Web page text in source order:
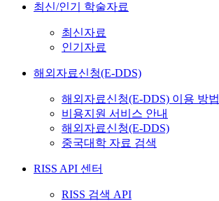
최신/인기 학술자료
최신자료
인기자료
해외자료신청(E-DDS)
해외자료신청(E-DDS) 이용 방법
비용지원 서비스 안내
해외자료신청(E-DDS)
중국대학 자료 검색
RISS API 센터
RISS 검색 API